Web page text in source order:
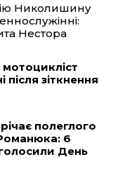
Николишину
Нестора
мотоцикліст
після зіткнення
полеглого
6
День